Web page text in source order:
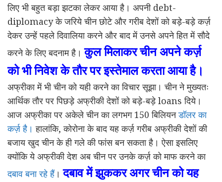
लिए भी बहुत बड़ा झटका लेकर आया है। अपनी debt-
diplomacy के जरिये चीन छोटे और गरीब देशों को बड़े-बड़े कर्ज़
देकर उन्हें पहले दिवालिया करने और बाद में उनसे अपने हित में सौदे
करने के लिए बदनाम है।कुल मिलाकर चीन अपने कर्ज़
को भी निवेश के तौर पर इस्तेमाल करता आया है।
अफ्रीका में भी चीन को यही करने का विचार सूझा। चीन ने मुख्यतः
आर्थिक तौर पर पिछड़े अफ्रीकी देशों को बड़े-बड़े loans दिये।
आज अफ्रीका पर अकेले चीन का लगभग 150 बिलियनडॉलर का
कर्ज़ है। हालांकि, कोरोना के बाद यह कर्ज़ गरीब अफ्रीकी देशों की
बजाय खुद चीन के ही गले की फांस बन सकता है। ऐसा इसलिए
क्योंकि ये अफ्रीकी देश अब चीन पर उनके कर्ज़ को माफ करने का
दबाव बना रहे हैं।दबाव में झुककर अगर चीन को यह